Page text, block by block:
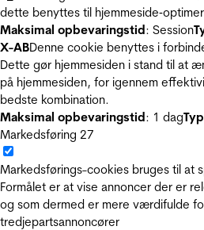
dette benyttes til
Maksimal opbevaringstid: Session
X-ABDenne cookie benyttes i
Dette gør hjemmesiden i stand til at
på hjemmesiden, for igennem
bedste kombination.
Maksimal opbevaringstid: 1 dag
Markedsføring 27
Markedsførings-cookies bruges til at
Formålet er at vise annoncer der er
og som dermed er mere værdifulde
tredjepartsannoncører